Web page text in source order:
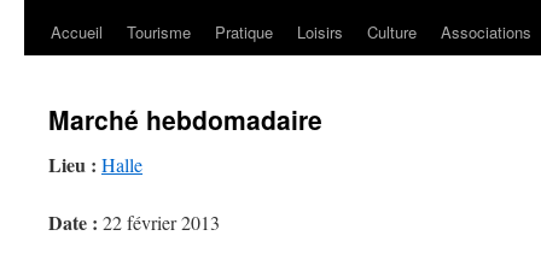
Accueil Tourisme Pratique Loisirs Culture Associations
Marché hebdomadaire
Lieu : Halle
Date : 22 février 2013